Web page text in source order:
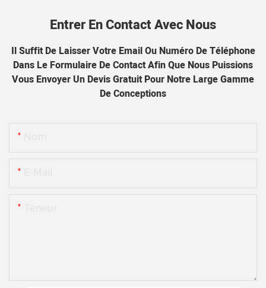
Entrer En Contact Avec Nous
Il Suffit De Laisser Votre Email Ou Numéro De Téléphone
Dans Le Formulaire De Contact Afin Que Nous Puissions
Vous Envoyer Un Devis Gratuit Pour Notre Large Gamme
De Conceptions